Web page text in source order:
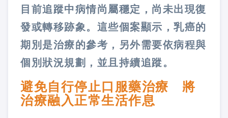
目前追蹤中病情尚屬穩定，尚未出現復
發或轉移跡象。這些個案顯示，乳癌的
期別是治療的參考，另外需要依病程與
個別狀況規劃，並且持續追蹤。
避免自行停止口服藥治療 將
治療融入正常生活作息